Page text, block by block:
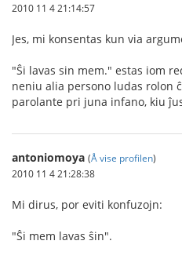
2010 11 4 21:14:57
Jes, mi konsentas kun via
"Ŝi lavas sin mem." estas iom
neniu alia persono ludas rolon
parolante pri juna infano, kiu
antoniomoya (Å vise profilen)
2010 11 4 21:28:38
Mi dirus, por eviti konfuzojn:
"Ŝi mem lavas ŝin".